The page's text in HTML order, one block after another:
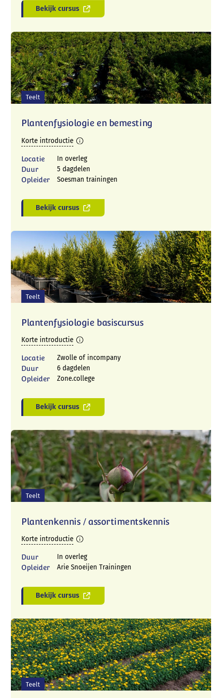
Bekijk cursus
Teelt
Plantenfysiologie en bemesting
Korte introductie
Locatie
In overleg
Duur
5 dagdelen
Opleider
Soesman trainingen
Bekijk cursus
Teelt
Plantenfysiologie basiscursus
Korte introductie
Locatie
Zwolle of incompany
Duur
6 dagdelen
Opleider
Zone.college
Bekijk cursus
Teelt
Plantenkennis / assortimentskennis
Korte introductie
Duur
In overleg
Opleider
Arie Snoeijen Trainingen
Bekijk cursus
Teelt